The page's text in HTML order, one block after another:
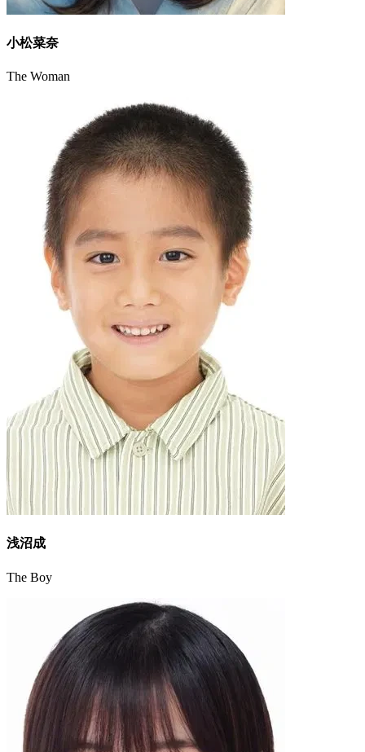
小松菜奈
The Woman
浅沼成
The Boy